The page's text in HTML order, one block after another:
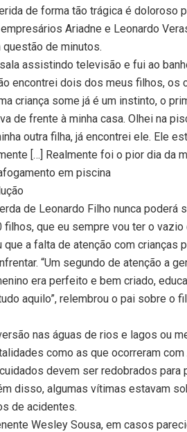
de forma tão trágica é doloroso
Ariadne e Leonardo
de minutos.
assistindo televisão e fui ao
encontrei dois dos meus filhos, os
criança some já é um instinto, o
de frente à minha casa. Olhei na
outra filha, já encontrei ele. Ele
[…] Realmente foi o pior dia da
em piscina
de Leonardo Filho nunca poderá
filhos, que eu sempre vou ter o vazio
que a falta de atenção com crianças
“Um segundo de atenção a
era perfeito e bem criado,
aquilo”, relembrou o pai sobre o
nas águas de rios e lagos ou
como as que ocorreram
devem ser redobrados
disso, algumas vítimas estavam
de acidentes.
Wesley Sousa, em casos